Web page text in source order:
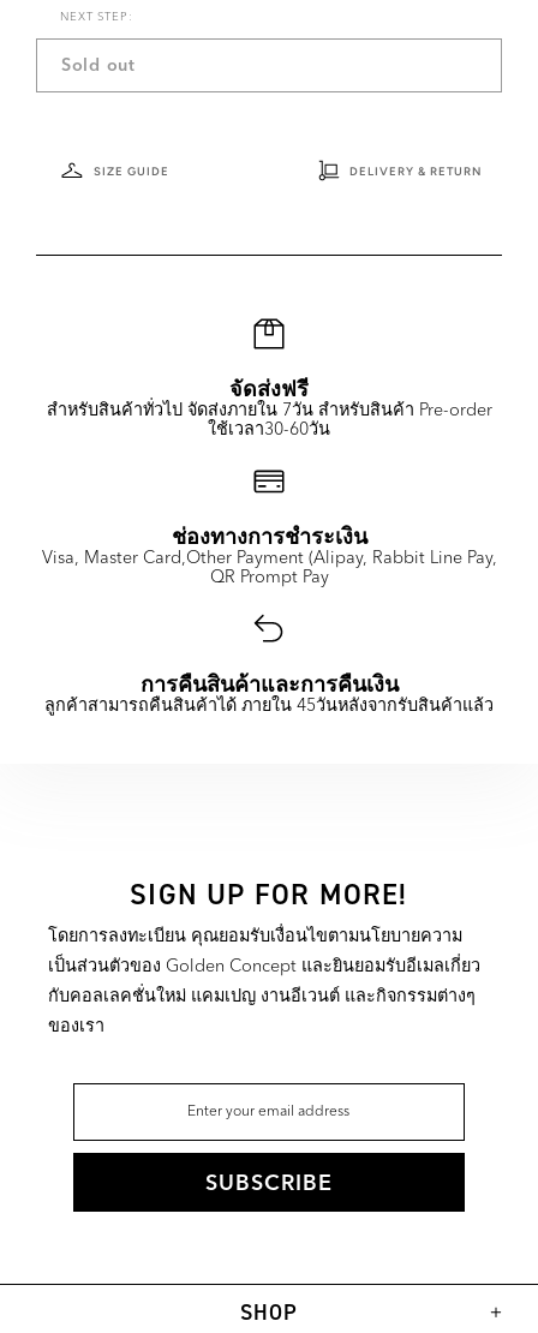
NEXT STEP:
SIZE GUIDE DELIVERY & RETURN
Sold out
จัดส่งฟรี
สำหรับสินค้าทั่วไป จัดส่งภายใน 7วัน สำหรับสินค้า Pre-order
ใช้เวลา30-60วัน
ช่องทางการชำระเงิน
Visa, Master Card,Other Payment (Alipay, Rabbit Line Pay,
QR Prompt Pay
การคืนสินค้าและการคืนเงิน
ลูกค้าสามารถคืนสินค้าได้ ภายใน 45วันหลังจากรับสินค้าแล้ว
SIGN UP FOR MORE!
โดยการลงทะเบียน คุณยอมรับเงื่อนไขตามนโยบายความ
เป็นส่วนตัวของ Golden Concept และยินยอมรับอีเมลเกี่ยว
กับคอลเลคชั่นใหม่ แคมเปญ งานอีเวนต์ และกิจกรรมต่างๆ
ของเรา
SHOP